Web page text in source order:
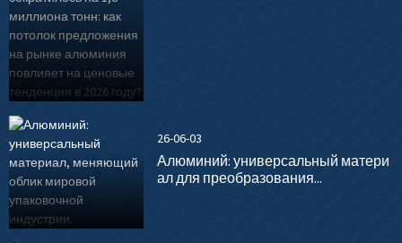
26-06-03
Алюминий: универсальный матери
ал для преобразования...